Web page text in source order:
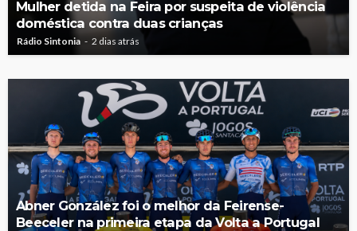
Mulher detida na Feira por suspeita de violência
doméstica contra duas crianças
Rádio Sintonia 2 dias atrás
Abner González foi o melhor da Feirense-
Beeceler na primeira etapa da Volta a Portugal